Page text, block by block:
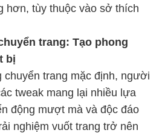
hơn, tùy thuộc vào sở thích
trang: Tạo phong
bị
chuyển trang mặc định, người
tweak mang lại nhiều lựa
động mượt mà và độc đáo
nghiệm vuốt trang trở nên